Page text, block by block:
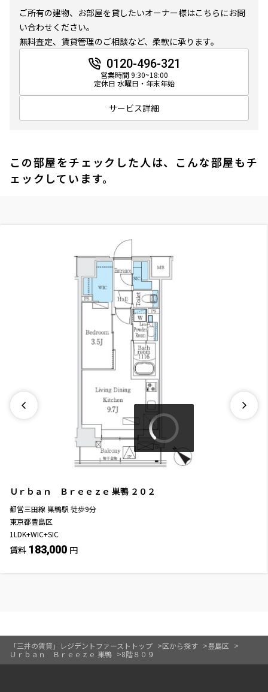
「三井の賃貸」レジデントファーストトップ 区から探す
豊島区
Ｕｒｂａｎ Ｂｒｅｅｚｅ 巣鴨
8階８０９
ご所有の建物、お部屋を貸したいオーナー様はこちらにお問
い合わせください。
無料査定、賃貸管理のご相談など、柔軟に承ります。
0120-496-321
営業時間 9:30~18:00
定休日 水曜日・年末年始
サービス詳細
この部屋をチェックした人は、こんな部屋もチ
ェックしています。
Ｕｒｂａｎ Ｂｒｅｅｚｅ 巣鴨 ２０２
都営三田線 巣鴨駅 徒歩9分
東京都豊島区
1LDK+WIC+SIC
賃料 183,000 円